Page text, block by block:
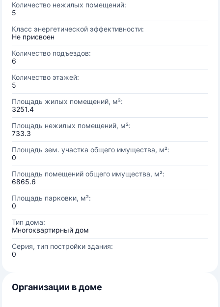
Количество нежилых помещений:
5
Класс энергетической эффективности:
Не присвоен
Количество подъездов:
6
Количество этажей:
5
Площадь жилых помещений, м²:
3251.4
Площадь нежилых помещений, м²:
733.3
Площадь зем. участка общего имущества, м²:
0
Площадь помещений общего имущества, м²:
6865.6
Площадь парковки, м²:
0
Тип дома:
Многоквартирный дом
Серия, тип постройки здания:
0
Организации в доме